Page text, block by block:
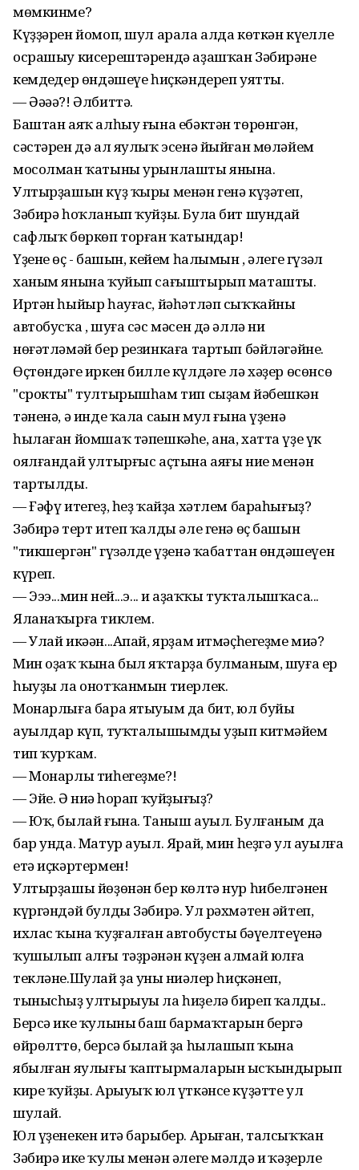
мөмкинме?
Күҙҙәрен йомоп, шул арала алда көткән күңелле
осрашыу кисерештәрендә аҙашҡан Зәбирәне
кемдеңдер өндәшеүе һиҫкәндереп уятты.
— Әәәә?! Әлбиттә.
Баштан аяҡ алһыу ғына ебәктән төрөнгән,
сәстәрен дә ал яулыҡ эсенә йыйған мөләйем
мосолман ҡатыны урынлашты янына.
Ултырҙашын күҙ ҡыры менән генә күҙәтеп,
Зәбирә һоҡланып ҡуйҙы. Була бит шундай
сафлыҡ бөркөп торған ҡатындар!
Үҙенең өҫ - башын, кейем һалымын , әлеге гүзәл
ханым янына ҡуйып сағыштырып маташты.
Иртән һыйыр һауғас, йәһәтләп сыҡҡайны
автобусҡа , шуға сәс мәсен дә әллә ни
нөғәтләмәй бер резинкаға тартып бәйләгәйне.
Өҫтөндәге иркен билле күлдәге лә хәҙер өсөнсө
"срокты" тултырышһам тип сыҙам йәбешкән
тәненә, ә инде ҡала саңын мул ғына үҙенә
һылаған йомшаҡ тәпешкәһе, ана, хатта үҙе үк
оялғандай ултырғыс аҫтына аяғы ние менән
тартылды.
— Ғәфү итегеҙ, һеҙ ҡайҙа хәтлем бараһығыҙ?
Зәбирә терт итеп ҡалды әле генә өҫ башын
"тикшергән" гүзәлдең үҙенә ҡабаттан өндәшеүен
күреп.
— Эээ...мин ней...э... иң аҙаҡҡы туҡталышҡаса...
Яланаҡырға тиклем.
— Улай икәән...Апай, ярҙам итмәҫһегеҙме миңә?
Мин оҙаҡ ҡына был яҡтарҙа булманым, шуға ер
һыуҙы ла онотҡанмын тиерлек.
Монарлыға бара ятыуым да бит, юл буйы
ауылдар күп, туҡталышымды уҙып китмәйем
тип ҡурҡам.
— Монарлы тиһегеҙме?!
— Эйе. Ә ниңә һорап ҡуйҙығыҙ?
— Юҡ, былай ғына. Таныш ауыл. Булғаным да
бар унда. Матур ауыл. Ярай, мин һеҙгә ул ауылға
етә иҫкәртермен!
Ултырҙашы йөҙөнән бер көлтә нур һибелгәнен
күргәндәй булды Зәбирә. Ул рәхмәтен әйтеп,
ихлас ҡына ҡуҙғалған автобустың бәүелтеүенә
ҡушылып алғы тәҙрәнән күҙен алмай юлға
текләне.Шулай ҙа уның ниңәлер һиҫкәнеп,
тынысһыҙ ултырыуы ла һиҙелә биреп ҡалды..
Берсә ике ҡулының баш бармаҡтарын бергә
өйрөлттө, берсә былай ҙа һылашып ҡына
ябылған яулығы ҡаптырмаларын ысҡындырып
кире ҡуйҙы. Арыуыҡ юл үткәнсе күҙәтте ул
шулай.
Юл үҙенекен итә барыбер. Арыған, талсыҡҡан
Зәбирә ике ҡулы менән әлеге мәлдә иң ҡәҙерле